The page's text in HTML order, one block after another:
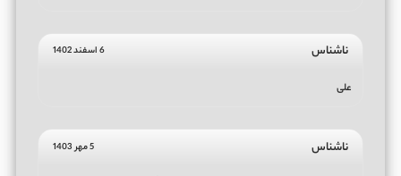
ناشناس 6 اسفند 1402
علی
ناشناس 5 مهر 1403